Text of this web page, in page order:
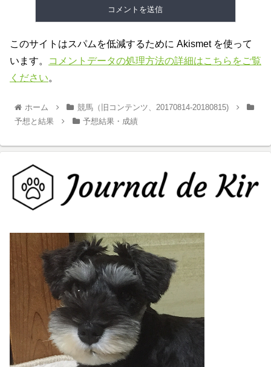
このサイトはスパムを低減するために Akismet を使って
います。
コメントデータの処理方法の詳細はこちらをご覧
ください。
ホーム
競馬（旧コンテンツ、20170814-20180815)
予想と結果
予想結果・成績